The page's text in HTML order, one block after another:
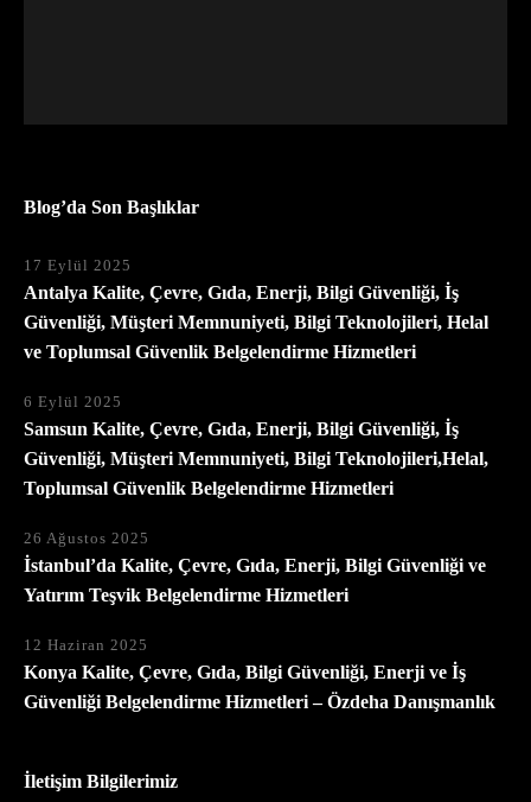
Blog’da Son Başlıklar
17 Eylül 2025
Antalya Kalite, Çevre, Gıda, Enerji, Bilgi Güvenliği, İş
Güvenliği, Müşteri Memnuniyeti, Bilgi Teknolojileri, Helal
ve Toplumsal Güvenlik Belgelendirme Hizmetleri
6 Eylül 2025
Samsun Kalite, Çevre, Gıda, Enerji, Bilgi Güvenliği, İş
Güvenliği, Müşteri Memnuniyeti, Bilgi Teknolojileri,Helal,
Toplumsal Güvenlik Belgelendirme Hizmetleri
26 Ağustos 2025
İstanbul’da Kalite, Çevre, Gıda, Enerji, Bilgi Güvenliği ve
Yatırım Teşvik Belgelendirme Hizmetleri
12 Haziran 2025
Konya Kalite, Çevre, Gıda, Bilgi Güvenliği, Enerji ve İş
Güvenliği Belgelendirme Hizmetleri – Özdeha Danışmanlık
İletişim Bilgilerimiz